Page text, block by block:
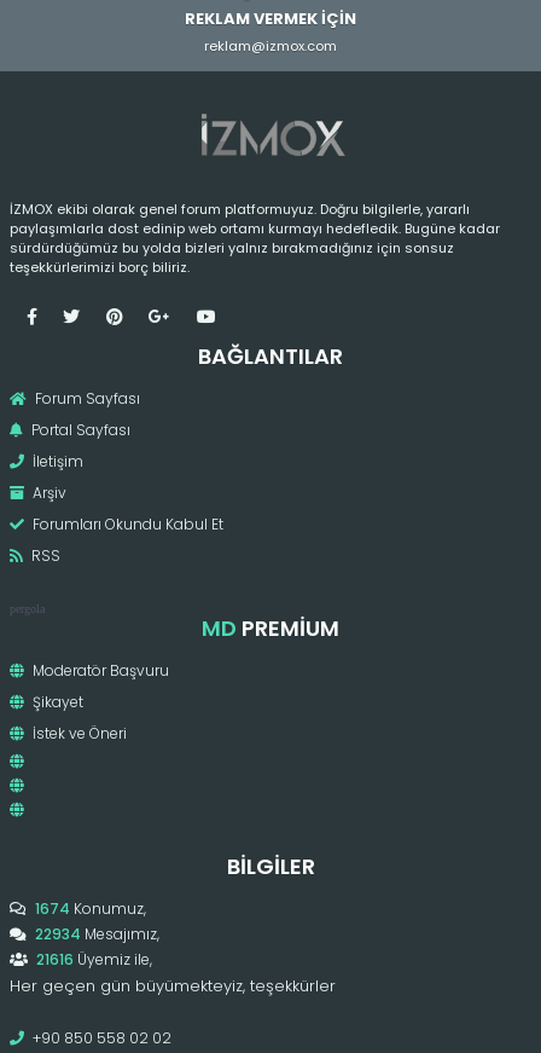
REKLAM VERMEK İÇİN
reklam@izmox.com
İZMOX ekibi olarak genel forum platformuyuz. Doğru bilgilerle, yararlı
paylaşımlarla dost edinip web ortamı kurmayı hedefledik. Bugüne kadar
sürdürdüğümüz bu yolda bizleri yalnız bırakmadığınız için sonsuz
teşekkürlerimizi borç biliriz.
BAĞLANTILAR
Forum Sayfası
Portal Sayfası
İletişim
Arşiv
Forumları Okundu Kabul Et
RSS
pergola
MD PREMIUM
Moderatör Başvuru
Şikayet
İstek ve Öneri
BILGILER
1674 Konumuz,
22934 Mesajımız,
21616 Üyemiz ile,
Her geçen gün büyümekteyiz, teşekkürler
+90 850 558 02 02